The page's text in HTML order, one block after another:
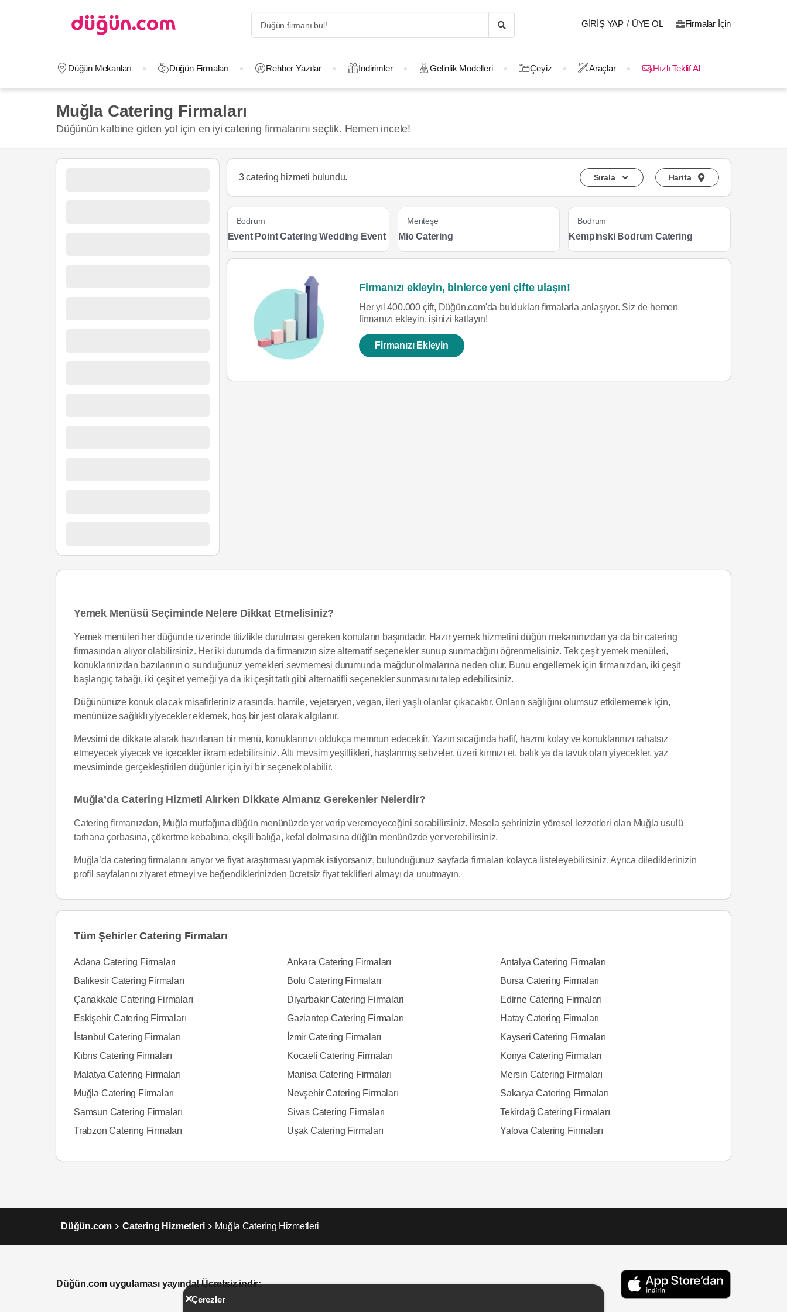
GIRIŞ YAP / ÜYE OL Firmalar İçin
Düğün Mekanları Düğün Firmaları Rehber Yazılar İndirimler Gelinlik Modelleri Çeyiz Araçlar Hızlı Teklif Al
Muğla Catering Firmaları
Düğünün kalbine giden yol için en iyi catering firmalarını seçtik. Hemen incele!
3 catering hizmeti bulundu. Sırala Harita
Bodrum
Event Point Catering Wedding Event
Menteşe
Mio Catering
Bodrum
Kempinski Bodrum Catering
Firmanızı ekleyin, binlerce yeni çifte ulaşın!
Her yıl 400.000 çift, Düğün.com'da buldukları firmalarla anlaşıyor. Siz de hemen
firmanızı ekleyin, işinizi katlayın!
Firmanızı Ekleyin
Yemek Menüsü Seçiminde Nelere Dikkat Etmelisiniz?
Yemek menüleri her düğünde üzerinde titizlikle durulması gereken konuların başındadır. Hazır yemek hizmetini düğün mekanınızdan ya da bir catering
firmasından alıyor olabilirsiniz. Her iki durumda da firmanızın size alternatif seçenekler sunup sunmadığını öğrenmelisiniz. Tek çeşit yemek menüleri,
konuklarınızdan bazılarının o sunduğunuz yemekleri sevmemesi durumunda mağdur olmalarına neden olur. Bunu engellemek için firmanızdan, iki çeşit
başlangıç tabağı, iki çeşit et yemeği ya da iki çeşit tatlı gibi alternatifli seçenekler sunmasını talep edebilirsiniz.
Düğününüze konuk olacak misafirleriniz arasında, hamile, vejetaryen, vegan, ileri yaşlı olanlar çıkacaktır. Onların sağlığını olumsuz etkilememek için,
menünüze sağlıklı yiyecekler eklemek, hoş bir jest olarak algılanır.
Mevsimi de dikkate alarak hazırlanan bir menü, konuklarınızı oldukça memnun edecektir. Yazın sıcağında hafif, hazmı kolay ve konuklarınızı rahatsız
etmeyecek yiyecek ve içecekler ikram edebilirsiniz. Altı mevsim yeşillikleri, haşlanmış sebzeler, üzeri kırmızı et, balık ya da tavuk olan yiyecekler, yaz
mevsiminde gerçekleştirilen düğünler için iyi bir seçenek olabilir.
Muğla’da Catering Hizmeti Alırken Dikkate Almanız Gerekenler Nelerdir?
Catering firmanızdan, Muğla mutfağına düğün menünüzde yer verip veremeyeceğini sorabilirsiniz. Mesela şehrinizin yöresel lezzetleri olan Muğla usulü
tarhana çorbasına, çökertme kebabına, ekşili balığa, kefal dolmasına düğün menünüzde yer verebilirsiniz.
Muğla’da catering firmalarını arıyor ve fiyat araştırması yapmak istiyorsanız, bulunduğunuz sayfada firmaları kolayca listeleyebilirsiniz. Ayrıca dilediklerinizin
profil sayfalarını ziyaret etmeyi ve beğendiklerinizden ücretsiz fiyat teklifleri almayı da unutmayın.
Tüm Şehirler Catering Firmaları
Adana Catering Firmaları Ankara Catering Firmaları
Antalya Catering Firmaları
Balıkesir Catering Firmaları
Bolu Catering Firmaları
Bursa Catering Firmaları
Çanakkale Catering Firmaları
Diyarbakır Catering Firmaları
Edirne Catering Firmaları
Eskişehir Catering Firmaları
Gaziantep Catering Firmaları
Hatay Catering Firmaları
İstanbul Catering Firmaları
İzmir Catering Firmaları
Kayseri Catering Firmaları
Kıbrıs Catering Firmaları
Kocaeli Catering Firmaları
Konya Catering Firmaları
Malatya Catering Firmaları
Manisa Catering Firmaları
Mersin Catering Firmaları
Muğla Catering Firmaları
Nevşehir Catering Firmaları
Sakarya Catering Firmaları
Samsun Catering Firmaları
Sivas Catering Firmaları
Tekirdağ Catering Firmaları
Trabzon Catering Firmaları
Uşak Catering Firmaları Yalova Catering Firmaları
Düğün.com Catering Hizmetleri Muğla Catering Hizmetleri
Düğün.com uygulaması yayında! Ücretsiz indir:
Çerezler